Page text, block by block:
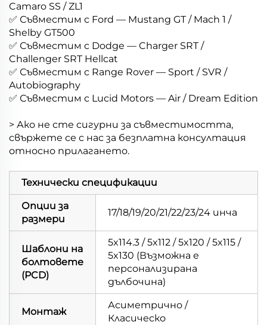
Camaro SS / ZL1
✅ Съвместим с Ford — Mustang GT / Mach 1 /
Shelby GT500
✅ Съвместим с Dodge — Charger SRT /
Challenger SRT Hellcat
✅ Съвместим с Range Rover — Sport / SVR /
Autobiography
✅ Съвместим с Lucid Motors — Air / Dream Edition
> Ако не сте сигурни за съвместимостта,
свържете се с нас за безплатна консултация
относно прилагането.
Технически спецификации
Опции за
размери
17/18/19/20/21/22/23/24 инча
Шаблони на
болтовете
(PCD)
5x114.3 / 5x112 / 5x120 / 5x115 /
5x130 (Възможна е
персонализирана
дълбочина)
Монтаж
Асиметрично /
Класическо